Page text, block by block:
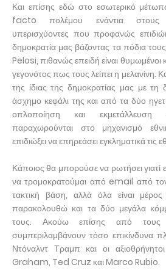
Και επίσης εδώ στο εσωτερικό
facto πολέμου ενάντια στους
υπερισχύοντες που προφανώς
δημοκρατία μας βάζοντας τα πόδια
Pelosi, πιθανώς επειδή είναι θυμωμένοι
γεγονότος πως τους λείπει η μελανίνη.
της ίδιας της δημοκρατίας μας με τη
άσχημο κεφάλι της και από τα δύο
οπλοποίηση και
παραχωρούνται στο μηχανισμό
επιδιώξει να επηρεάσει εγκληματικά τις
Κάποιος θα μπορούσε να ρωτήσει
να τρομοκρατούμαι από email από
τακτική βάση, αλλά όλα είναι
παρακολουθώ και τα δύο μεγάλα
τους. Ακούω επίσης από τους
συμπεριλαμβάνουν τόσο επικίνδυνα
Ντόναλντ Τραμπ και οι
Graham, Ted Cruz και Marco Rubio.